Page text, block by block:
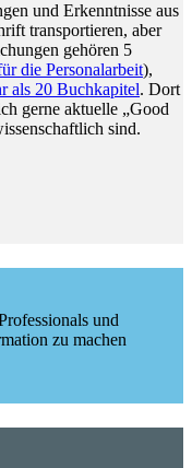
und Erkenntnisse aus
transportieren, aber
gehören 5
die Personalarbeit),
als 20 Buchkapitel. Dort
gerne aktuelle „Good
sind.
und
zu machen